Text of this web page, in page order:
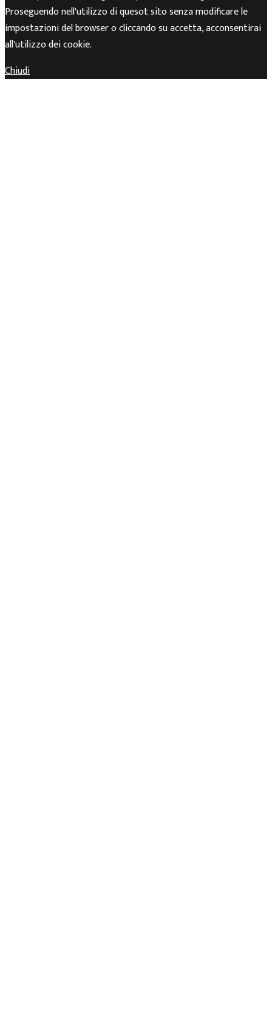
Proseguendo nell'utilizzo di quesot sito senza modificare le
impostazioni del browser o cliccando su accetta, acconsentirai
all'utilizzo dei cookie.
Chiudi